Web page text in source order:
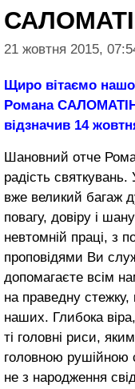
21 жовтня 2015,
Щиро вітаємо
Романа
відзначив 14
Шановний отче
радість
вже великий багаж
повагу, довіру і
невтомній праці, з
проповідями Ви
допомагаєте всім
на праведну
наших. Глибока
ті головні риси,
головною
не з народження